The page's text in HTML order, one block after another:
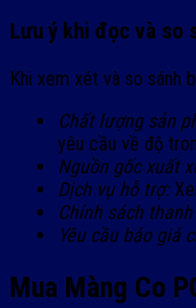
Lưu ý khi đọc và so
Khi xem xét và so sánh
Chất lượng sản
yêu cầu về độ
Nguồn gốc xuất
Dịch vụ hỗ trợ:
Chính sách
Yêu cầu báo giá
Mua Màng Co